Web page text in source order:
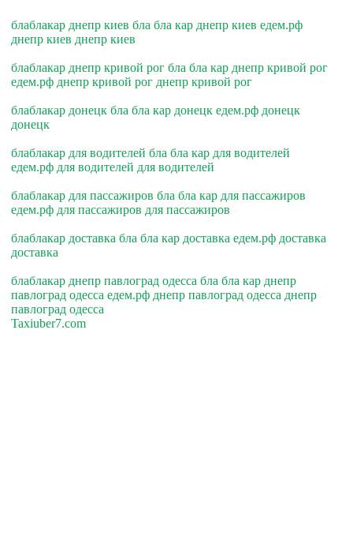
блаблакар днепр киев бла бла кар днепр киев едем.рф
днепр киев днепр киев
блаблакар днепр кривой рог бла бла кар днепр кривой рог
едем.рф днепр кривой рог днепр кривой рог
блаблакар донецк бла бла кар донецк едем.рф донецк
донецк
блаблакар для водителей бла бла кар для водителей
едем.рф для водителей для водителей
блаблакар для пассажиров бла бла кар для пассажиров
едем.рф для пассажиров для пассажиров
блаблакар доставка бла бла кар доставка едем.рф доставка
доставка
блаблакар днепр павлоград одесса бла бла кар днепр
павлоград одесса едем.рф днепр павлоград одесса днепр
павлоград одесса
Taxiuber7.com